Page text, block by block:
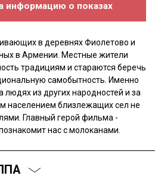
информацию о показах
в деревнях Фиолетово и
в Армении. Местные жители
традициям и стараются беречь
самобытность. Именно
людях из других народностей и за
населением близлежащих сел не
Главный герой фильма -
нас с молоканами.